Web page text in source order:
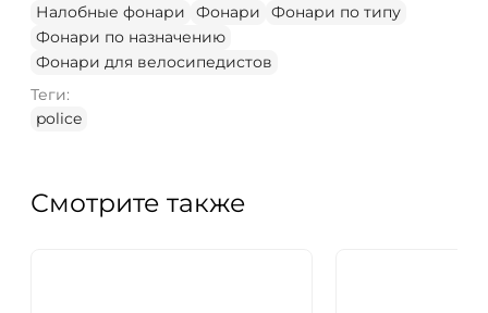
Налобные фонари
Фонари
Фонари по типу
Фонари по назначению
Фонари для велосипедистов
Теги:
police
Смотрите также